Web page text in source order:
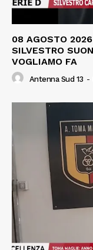
08 AGOSTO
SILVESTRO
VOGLIAMO FA
Antenna Sud 13 -